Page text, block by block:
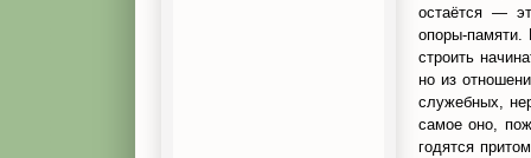
остаётся —
опоры-памяти.
строить
но из
служебных,
самое оно,
годятся